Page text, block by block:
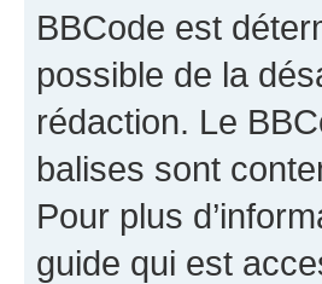
BBCode est
possible de la
rédaction. Le
balises sont
Pour plus
guide qui est